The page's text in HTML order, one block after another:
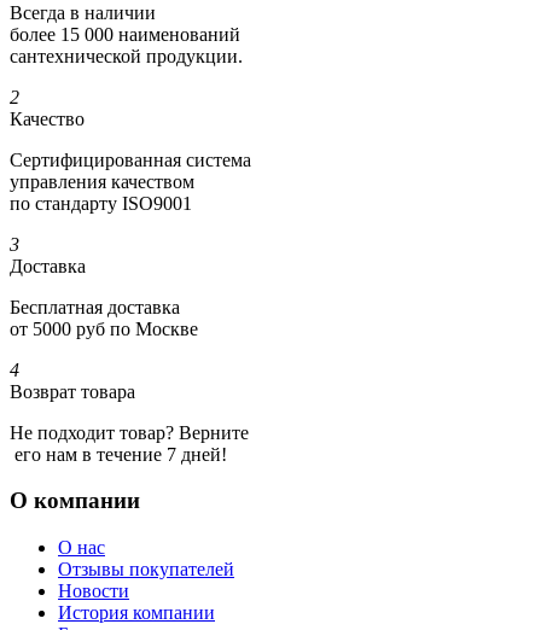
Всегда в наличии
более 15 000 наименований
сантехнической продукции.
2
Качество
Сертифициро­ванная система
управления качеством
по стандарту ISO9001
3
Доставка
Бесплатная доставка
от 5000 руб по Москве
4
Возврат товара
Не подходит товар? Верните
его нам в течение 7 дней!
О компании
О нас
Отзывы покупателей
Новости
История компании